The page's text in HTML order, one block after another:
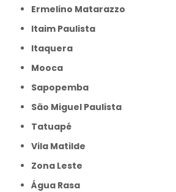
Ermelino Matarazzo
Itaim Paulista
Itaquera
Mooca
Sapopemba
São Miguel Paulista
Tatuapé
Vila Matilde
Zona Leste
Água Rasa